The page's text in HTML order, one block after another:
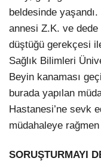
beldesinde
annesi Z.K. ve
düştüğü gerekçesi
Sağlık Bilimleri
Beyin kanaması
burada yapılan
Hastanesi’ne sevk
müdahaleye
SORUŞTURMAYI